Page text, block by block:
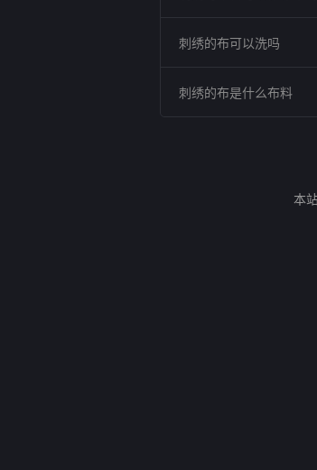
刺绣的布可以洗吗
刺绣的布是什么布料
本